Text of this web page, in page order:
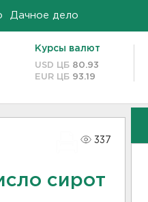
Дачное дело
Курсы валют
USD ЦБ 80.93
EUR ЦБ 93.19
337
сирот